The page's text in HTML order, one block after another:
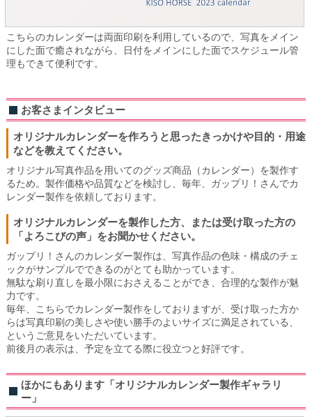
こちらのカレンダーは両面印刷を利用しているので、写真をメイン
にした面で癒されながら、日付をメインにした面でスケジュール管
理もできて便利です。
お客さまインタビュー
オリジナルカレンダーを作ろうと思ったきっかけや目的・用途
などを教えてください。
オリジナル写真作品を用いてのグッズ商品（カレンダー）を製作す
るため。製作価格や品質などを検討し、毎年、ガップリ！さんでカ
レンダー製作を依頼しております。
オリジナルカレンダーを製作した方、または受け取った方の
「よろこびの声」をお聞かせください。
ガップリ！さんのカレンダー製作は、写真作品の色味・構成のチェ
ックがサンプルでできるのがとても助かっています。
無駄な刷り直しを最小限におさえることができ、合理的な製作が魅
力です。
毎年、こちらでカレンダー製作をしておりますが、受け取った方か
らは写真印刷の美しさや使い勝手のよいサイズに満足されている、
というご意見をいただいています。
前後月の表示は、予定を立てる際に役立つと好評です。
ほかにもあります「オリジナルカレンダー製作ギャラリ
ー」